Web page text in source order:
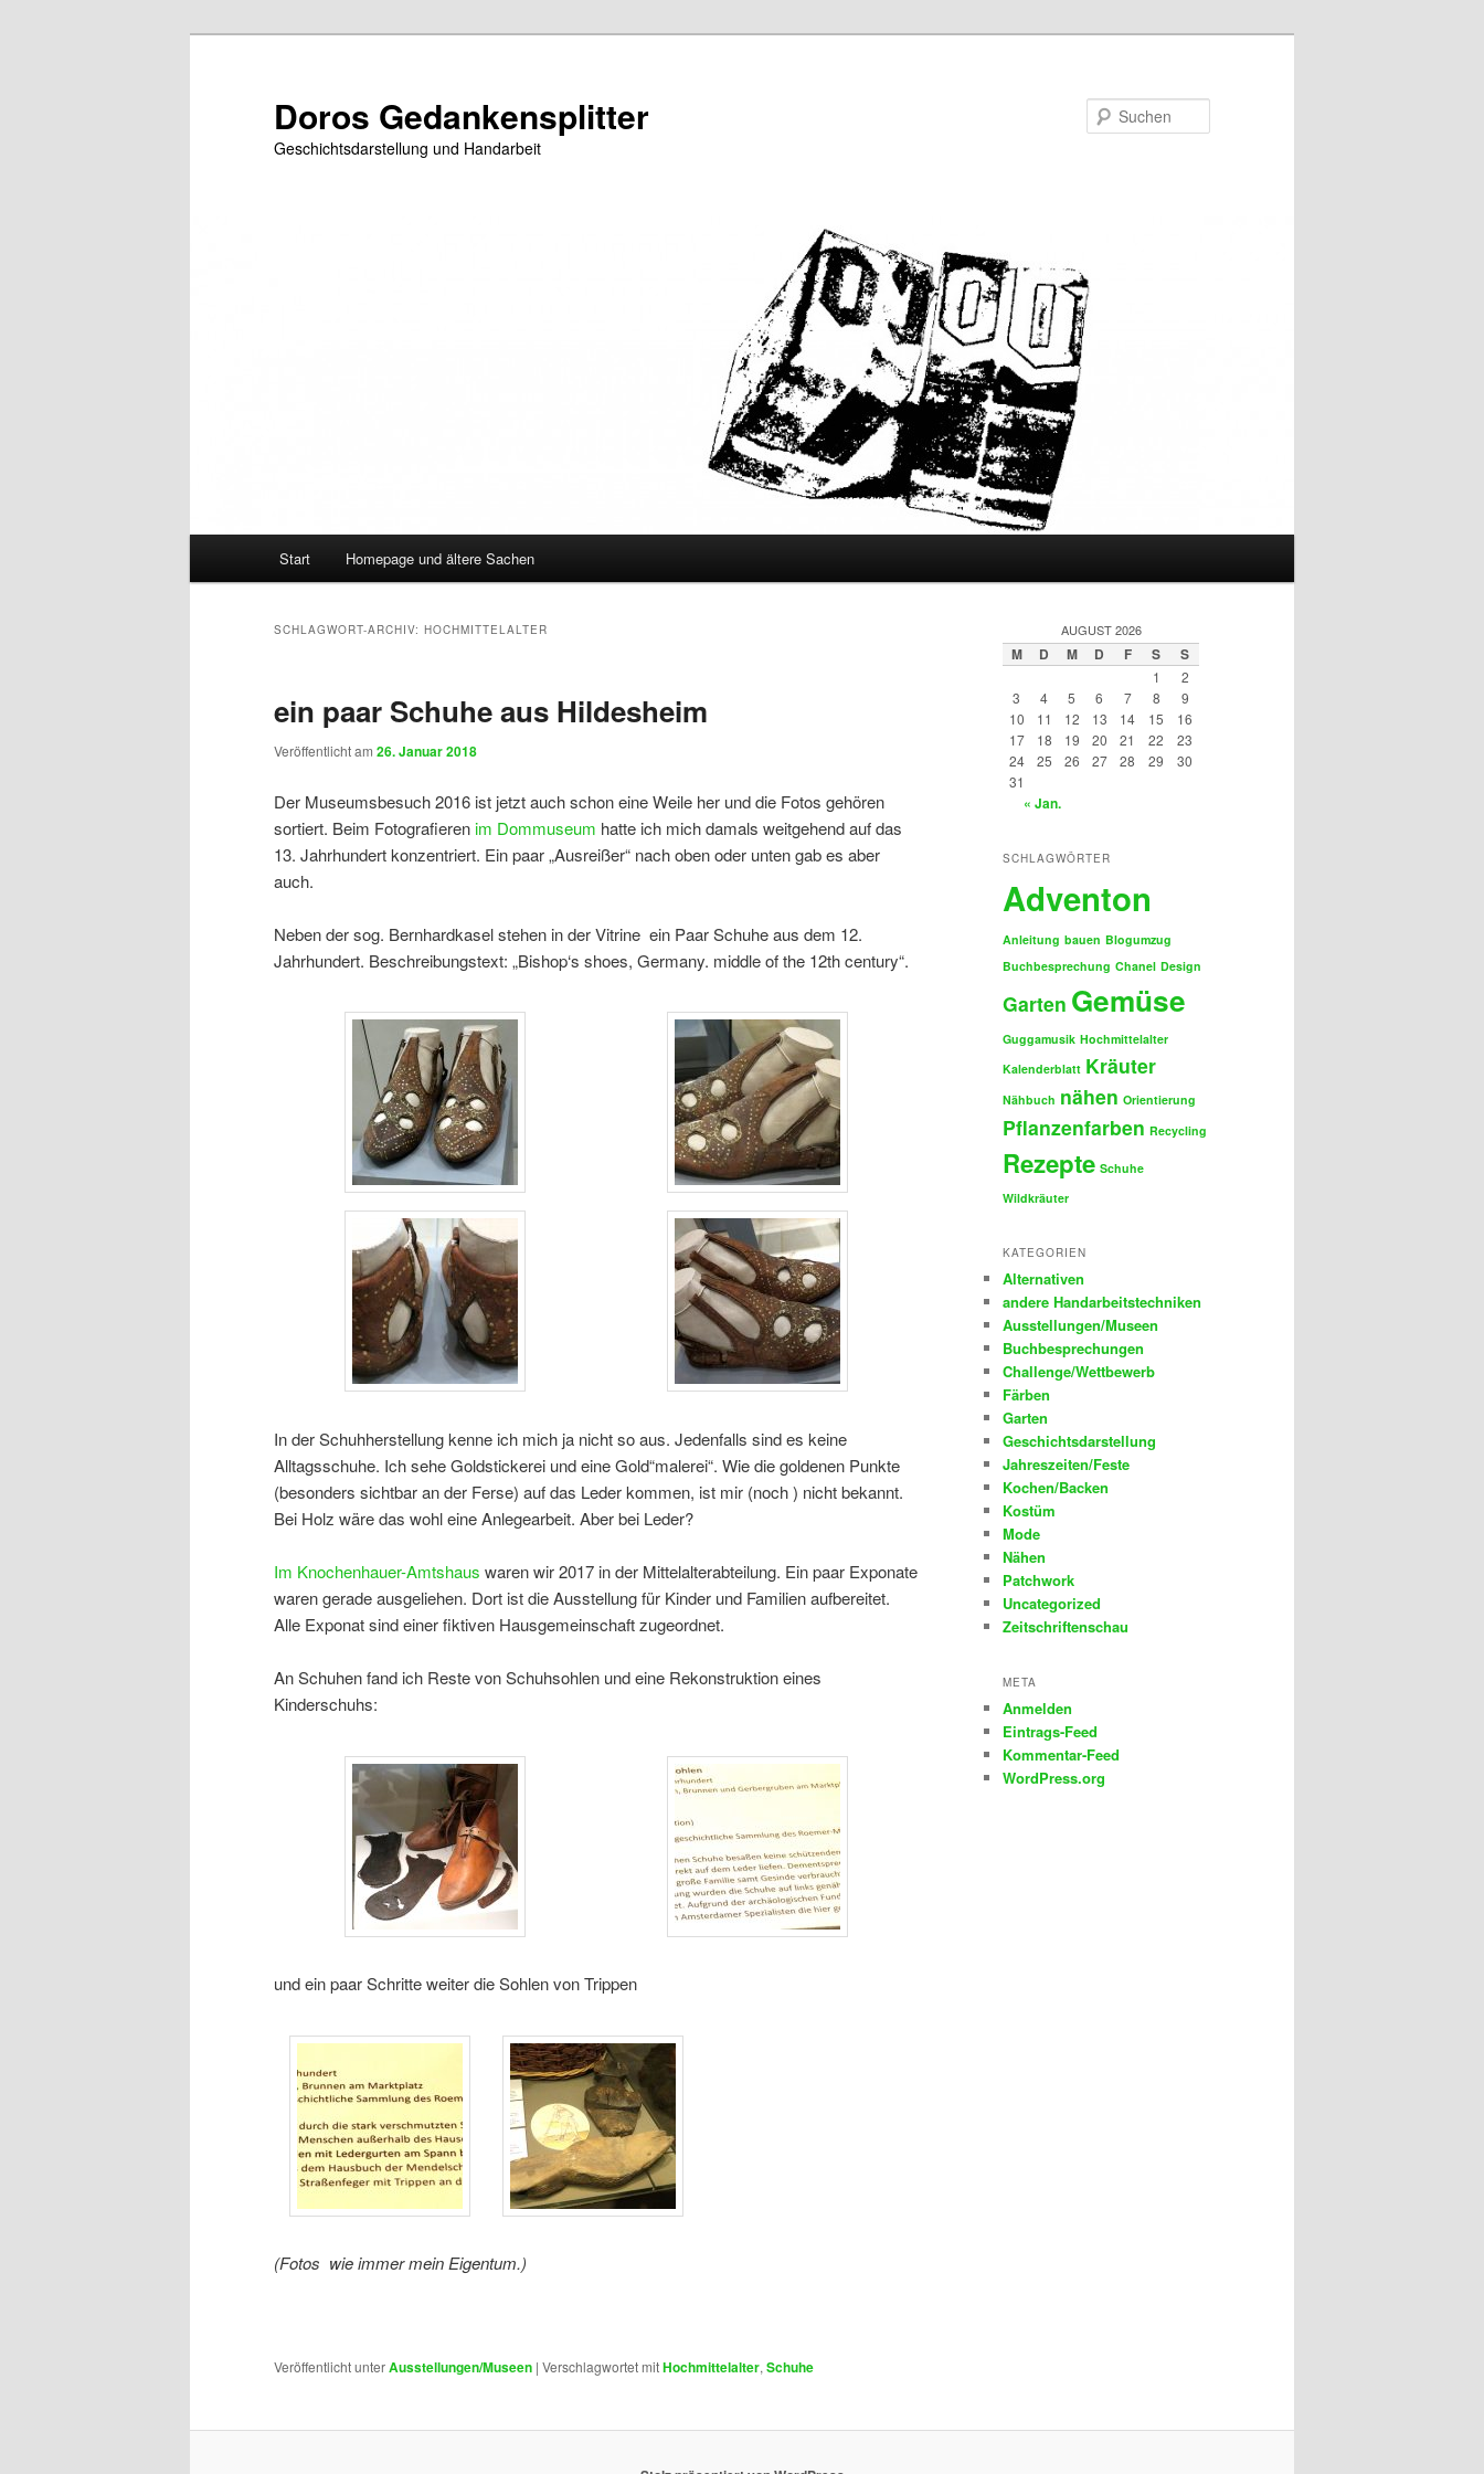
Doros Gedankensplitter
Geschichtsdarstellung und Handarbeit
Start Homepage und ältere Sachen
SCHLAGWORT-ARCHIV: HOCHMITTELALTER
ein paar Schuhe aus Hildesheim
Veröffentlicht am 26. Januar 2018
Der Museumsbesuch 2016 ist jetzt auch schon eine Weile her und die Fotos gehören
sortiert. Beim Fotografierenim Dommuseum hatte ich mich damals weitgehend auf das
13. Jahrhundert konzentriert. Ein paar „Ausreißer“ nach oben oder unten gab es aber
auch.
Neben der sog. Bernhardkasel stehen in der Vitrine ein Paar Schuhe aus dem 12.
Jahrhundert. Beschreibungstext: „Bishop‘s shoes, Germany. middle of the 12th century“.
In der Schuhherstellung kenne ich mich ja nicht so aus. Jedenfalls sind es keine
Alltagsschuhe. Ich sehe Goldstickerei und eine Gold“malerei“. Wie die goldenen Punkte
(besonders sichtbar an der Ferse) auf das Leder kommen, ist mir (noch ) nicht bekannt.
Bei Holz wäre das wohl eine Anlegearbeit. Aber bei Leder?
Im Knochenhauer-Amtshaus waren wir 2017 in der Mittelalterabteilung. Ein paar Exponate
waren gerade ausgeliehen. Dort ist die Ausstellung für Kinder und Familien aufbereitet.
Alle Exponat sind einer fiktiven Hausgemeinschaft zugeordnet.
An Schuhen fand ich Reste von Schuhsohlen und eine Rekonstruktion eines
Kinderschuhs:
und ein paar Schritte weiter die Sohlen von Trippen
(Fotos wie immer mein Eigentum.)
Veröffentlicht unterAusstellungen/Museen | Verschlagwortet mitHochmittelalter, Schuhe
AUGUST 2026
M D M D F S S
1
2
3
4 5 6 7 8
9
10
11 12 13 14 15
16
17
18 19 20 21 22
23
24
25 26 27 28 29
30
31
« Jan.
SCHLAGWÖRTER
Adventon
Anleitung bauen Blogumzug
Buchbesprechung Chanel Design
Garten Gemüse
Guggamusik Hochmittelalter
Kalenderblatt Kräuter
Nähbuch nähen Orientierung
Pflanzenfarben Recycling
Rezepte Schuhe
Wildkräuter
KATEGORIEN
Alternativen
andere Handarbeitstechniken
Ausstellungen/Museen
Buchbesprechungen
Challenge/Wettbewerb
Färben
Garten
Geschichtsdarstellung
Jahreszeiten/Feste
Kochen/Backen
Kostüm
Mode
Nähen
Patchwork
Uncategorized
Zeitschriftenschau
META
Anmelden
Eintrags-Feed
Kommentar-Feed
WordPress.org